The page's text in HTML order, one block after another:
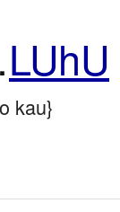
LUhU
kau}